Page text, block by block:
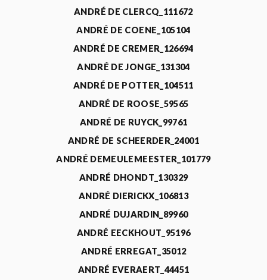
ANDRÉ DE CLERCQ_111672
ANDRÉ DE COENE_105104
ANDRÉ DE CREMER_126694
ANDRÉ DE JONGE_131304
ANDRÉ DE POTTER_104511
ANDRÉ DE ROOSE_59565
ANDRÉ DE RUYCK_99761
ANDRÉ DE SCHEERDER_24001
ANDRÉ DEMEULEMEESTER_101779
ANDRÉ DHONDT_130329
ANDRÉ DIERICKX_106813
ANDRÉ DUJARDIN_89960
ANDRÉ EECKHOUT_95196
ANDRÉ ERREGAT_35012
ANDRÉ EVERAERT_44451